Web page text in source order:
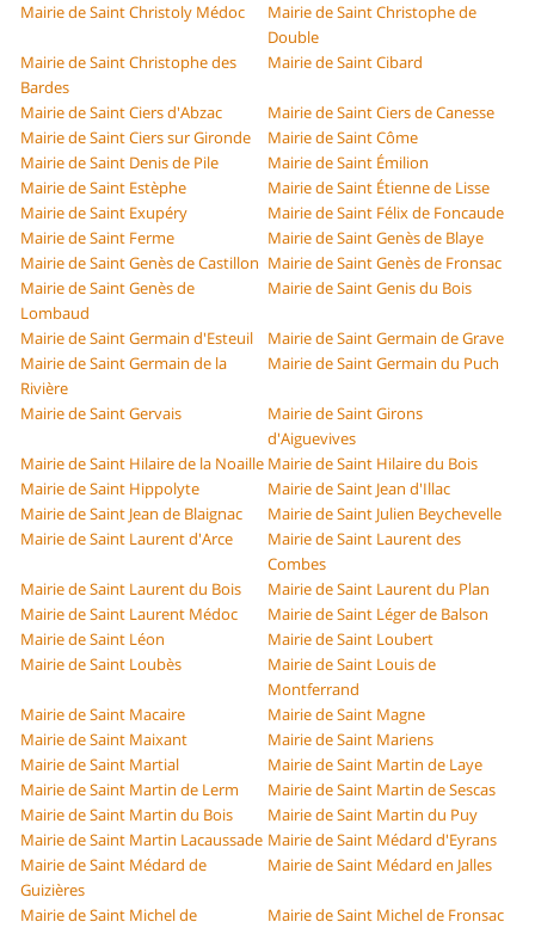
Mairie de Saint Christoly Médoc
Mairie de Saint Christophe de
Double
Mairie de Saint Christophe des
Bardes
Mairie de Saint Cibard
Mairie de Saint Ciers d'Abzac
Mairie de Saint Ciers de Canesse
Mairie de Saint Ciers sur Gironde
Mairie de Saint Côme
Mairie de Saint Denis de Pile
Mairie de Saint Émilion
Mairie de Saint Estèphe
Mairie de Saint Étienne de Lisse
Mairie de Saint Exupéry
Mairie de Saint Félix de Foncaude
Mairie de Saint Ferme
Mairie de Saint Genès de Blaye
Mairie de Saint Genès de Castillon Mairie de Saint Genès de Fronsac
Mairie de Saint Genès de
Lombaud
Mairie de Saint Genis du Bois
Mairie de Saint Germain d'Esteuil
Mairie de Saint Germain de Grave
Mairie de Saint Germain de la
Rivière
Mairie de Saint Germain du Puch
Mairie de Saint Gervais
Mairie de Saint Girons
d'Aiguevives
Mairie de Saint Hilaire de la Noaille Mairie de Saint Hilaire du Bois
Mairie de Saint Hippolyte
Mairie de Saint Jean d'Illac
Mairie de Saint Jean de Blaignac
Mairie de Saint Julien Beychevelle
Mairie de Saint Laurent d'Arce
Mairie de Saint Laurent des
Combes
Mairie de Saint Laurent du Bois
Mairie de Saint Laurent du Plan
Mairie de Saint Laurent Médoc
Mairie de Saint Léger de Balson
Mairie de Saint Léon
Mairie de Saint Loubert
Mairie de Saint Loubès
Mairie de Saint Louis de
Montferrand
Mairie de Saint Macaire
Mairie de Saint Magne
Mairie de Saint Maixant
Mairie de Saint Mariens
Mairie de Saint Martial
Mairie de Saint Martin de Laye
Mairie de Saint Martin de Lerm
Mairie de Saint Martin de Sescas
Mairie de Saint Martin du Bois
Mairie de Saint Martin du Puy
Mairie de Saint Martin Lacaussade Mairie de Saint Médard d'Eyrans
Mairie de Saint Médard de
Guizières
Mairie de Saint Médard en Jalles
Mairie de Saint Michel de
Mairie de Saint Michel de Fronsac